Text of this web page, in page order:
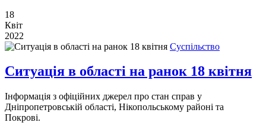
18
Квіт
2022
Суспільство
Ситуація в області на ранок 18 квітня
Інформація з офіційних джерел про стан справ у
Дніпропетровській області, Нікопольському районі та
Покрові.